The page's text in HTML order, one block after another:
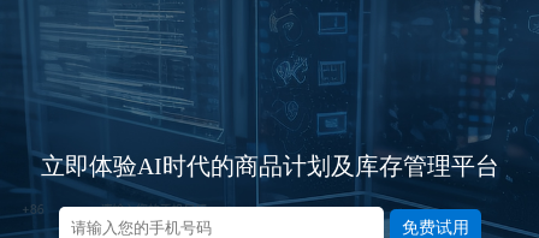
立即体验AI时代的商品计划及库存管理平台
免费试用